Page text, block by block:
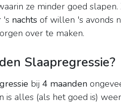
ze minder goed
's nachts of willen 's avonds
over te maken.
Slaapregressie?
bij 4 maanden
is alles (als het goed is)